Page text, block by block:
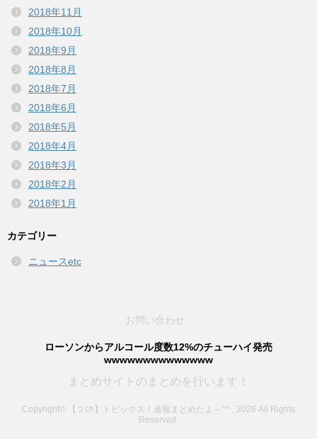
2018年11月
2018年10月
2018年9月
2018年8月
2018年7月
2018年6月
2018年5月
2018年4月
2018年3月
2018年2月
2018年1月
カテゴリー
ニュースetc
お問い合わせ
ローソンからアルコール度数12%のチューハイ発売
wwwwwwwwwwwwww
まとめサイトのまとめを行います！
Copyright© 【２ch】トピックス！速報まとめたよ～^^ , 2026 All Rights
Reserved.